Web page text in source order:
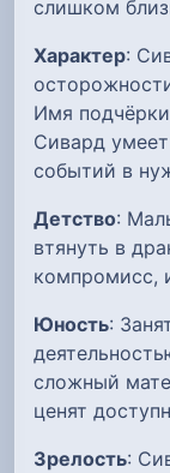
слишком
Характер:
Имя
Сивард
событий в
Детство:
втянуть в
компромисс,
Юность:
сложный
ценят
Зрелость: